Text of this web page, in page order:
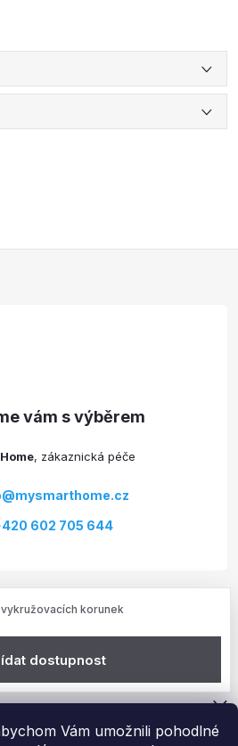
Vám umožnili pohodlné
@mysmarthome.cz
602 705 644
korunek
dostupnost